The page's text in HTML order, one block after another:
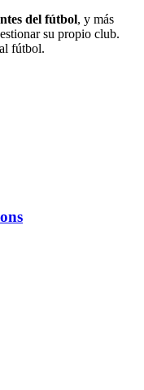
del fútbol, y más
su propio club.
fútbol.